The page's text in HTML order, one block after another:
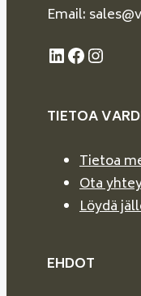
Email:
LinkedIn
Facebook
TIETOA
Tietoa
Ota
Löydä
EHDOT